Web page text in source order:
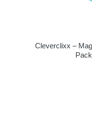
Cleverclixx –